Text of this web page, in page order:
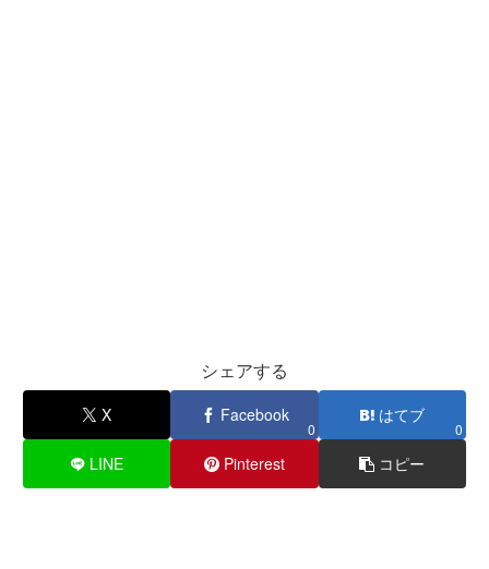
シェアする
X Facebook
0
はてブ
0
LINE Pinterest コピー